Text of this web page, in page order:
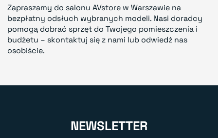
Zapraszamy do salonu AVstore w Warszawie na
bezpłatny odsłuch wybranych modeli. Nasi doradcy
pomogą dobrać sprzęt do Twojego pomieszczenia i
budżetu – skontaktuj się z nami lub odwiedź nas
osobiście.
NEWSLETTER